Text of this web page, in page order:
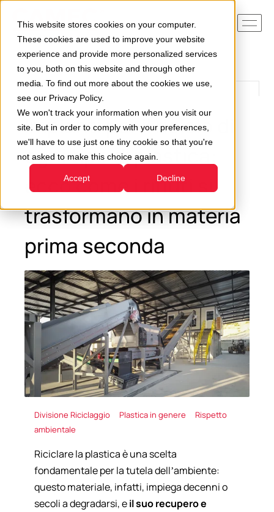
This website stores cookies on your computer.
These cookies are used to improve your website
experience and provide more personalized services
to you, both on this website and through other
media. To find out more about the cookies we use,
see our Privacy Policy.
We won't track your information when you visit our
site. But in order to comply with your preferences,
we'll have to use just one tiny cookie so that you're
not asked to make this choice again.
Accept Decline
Impianti per il riciclo di
ogni tipo di plastica:
ecco come i rifiuti si
trasformano in materia
prima seconda
Divisione Riciclaggio Plastica in genere
Rispetto
ambientale
Riciclare la plastica è una scelta
fondamentale per la tutela dell’ambiente:
questo materiale, infatti, impiega decenni o
secoli a degradarsi, eil suo recupero e